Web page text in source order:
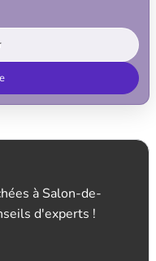
à Salon-de-
d'experts !